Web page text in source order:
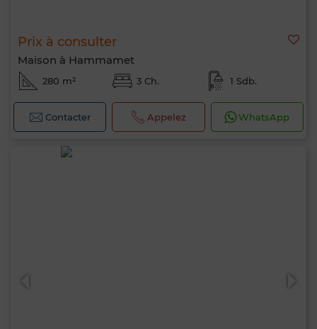
Prix à consulter
Maison à Hammamet
280 m² 3 Ch. 1 Sdb.
Contacter Appelez WhatsApp